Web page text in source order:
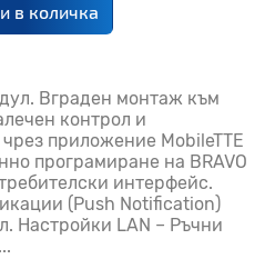
в количка
Вграден монтаж към
контрол и
приложение MobileTTE
програмиране на BRAVO
интерфейс.
(Push Notification)
Настройки LAN – Ръчни